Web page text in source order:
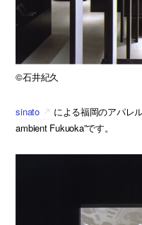
©石井紀久
sinato
による福岡のアパレ
ambient Fukuoka”です。